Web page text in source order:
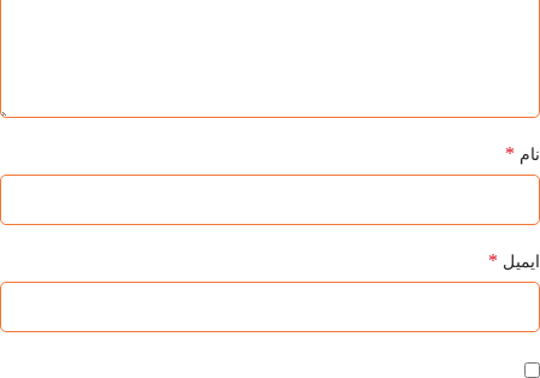
نام *
ایمیل *